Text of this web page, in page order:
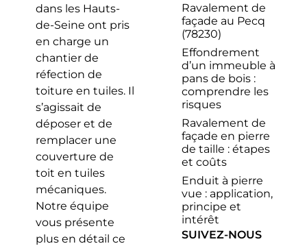
dans les Hauts-
de-Seine ont pris
en charge un
chantier de
réfection de
toiture en tuiles. Il
s’agissait de
déposer et de
remplacer une
couverture de
toit en tuiles
mécaniques.
Notre équipe
vous présente
plus en détail ce
Ravalement de
façade au Pecq
(78230)
Effondrement
d’un immeuble à
pans de bois :
comprendre les
risques
Ravalement de
façade en pierre
de taille : étapes
et coûts
Enduit à pierre
vue : application,
principe et
intérêt
SUIVEZ-NOUS